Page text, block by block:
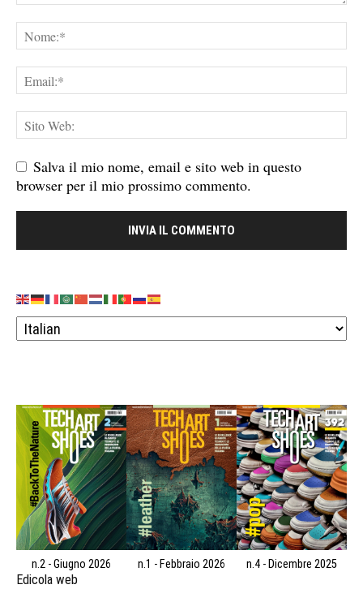
Salva il mio nome, email e sito web in questo
browser per il mio prossimo commento.
n.2 - Giugno 2026 n.1 - Febbraio 2026 n.4 - Dicembre 2025
Edicola web